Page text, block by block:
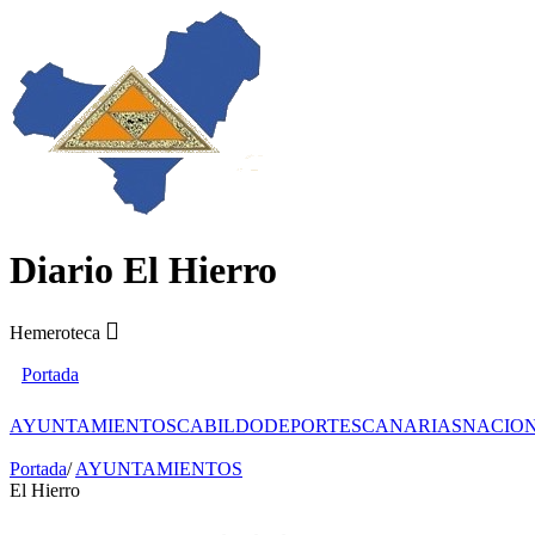
Diario El Hierro
Hemeroteca
Portada
AYUNTAMIENTOSCABILDODEPORTESCANARIAS
Portada/AYUNTAMIENTOS
El Hierro